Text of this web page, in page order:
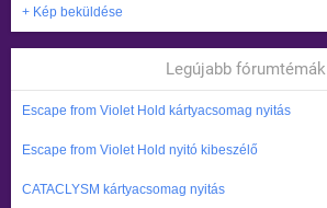
+ Kép beküldése
Legújabb fórumtémák
Escape from Violet Hold kártyacsomag nyitás
Escape from Violet Hold nyitó kibeszélő
CATACLYSM kártyacsomag nyitás